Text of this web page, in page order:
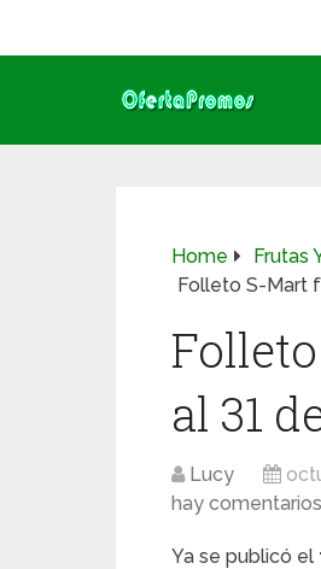
Home
Frutas
Folleto S-Mart
al 31
Lucy
hay comentarios
Ya se publicó el